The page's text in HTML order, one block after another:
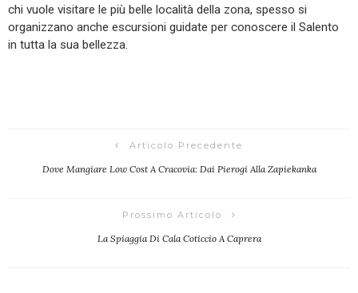
chi vuole visitare le più belle località della zona, spesso si
organizzano anche escursioni guidate per conoscere il Salento
in tutta la sua bellezza.
Articolo Precedente
Dove Mangiare Low Cost A Cracovia: Dai Pierogi Alla Zapiekanka
Prossimo Articolo
La Spiaggia Di Cala Coticcio A Caprera